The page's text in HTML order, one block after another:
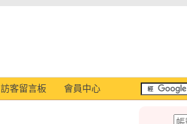
訪客留言板 會員中心